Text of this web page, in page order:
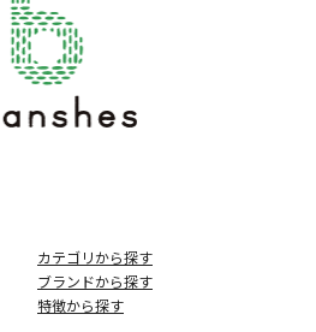
カテゴリから探す
ブランドから探す
特徴から探す